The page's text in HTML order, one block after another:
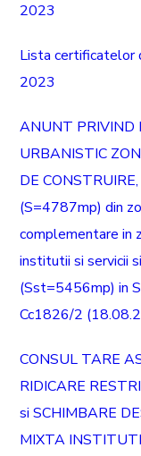
2023
Lista certificatelor
2023
ANUNT PRIVIND
URBANISTIC
DE
(S=4787mp) din
complementare in
institutii si servicii
(Sst=5456mp) in
Cc1826/2
CONSUL TARE
RIDICARE
si SCHIMBARE
MIXTA